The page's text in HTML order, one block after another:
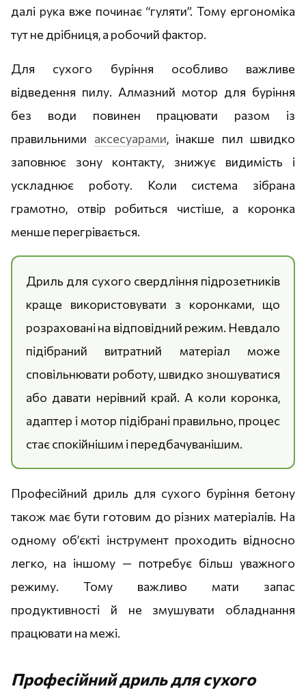
далі рука вже починає “гуляти”. Тому ергономіка
тут не дрібниця, а робочий фактор.
Для сухого буріння особливо важливе
відведення пилу. Алмазний мотор для буріння
без води повинен працювати разом із
правильними аксесуарами, інакше пил швидко
заповнює зону контакту, знижує видимість і
ускладнює роботу. Коли система зібрана
грамотно, отвір робиться чистіше, а коронка
менше перегрівається.
Дриль для сухого свердління підрозетників
краще використовувати з коронками, що
розраховані на відповідний режим. Невдало
підібраний витратний матеріал може
сповільнювати роботу, швидко зношуватися
або давати нерівний край. А коли коронка,
адаптер і мотор підібрані правильно, процес
стає спокійнішим і передбачуванішим.
Професійний дриль для сухого буріння бетону
також має бути готовим до різних матеріалів. На
одному об’єкті інструмент проходить відносно
легко, на іншому — потребує більш уважного
режиму. Тому важливо мати запас
продуктивності й не змушувати обладнання
працювати на межі.
Професійний дриль для сухого